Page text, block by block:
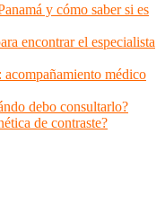
y cómo saber si es
encontrar el especialista
médico
debo consultarlo?
de contraste?